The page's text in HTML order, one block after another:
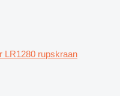
LR1280 rupskraan